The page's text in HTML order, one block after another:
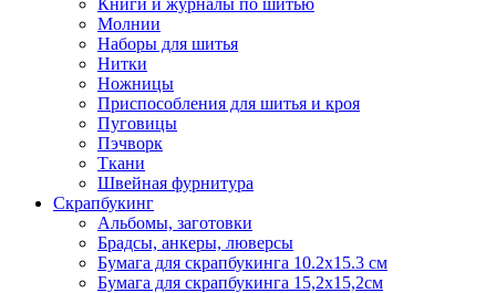
Книги и журналы по шитью
Молнии
Наборы для шитья
Нитки
Ножницы
Приспособления для шитья и кроя
Пуговицы
Пэчворк
Ткани
Швейная фурнитура
Скрапбукинг
Альбомы, заготовки
Брадсы, анкеры, люверсы
Бумага для скрапбукинга 10.2х15.3 см
Бумага для скрапбукинга 15,2х15,2см